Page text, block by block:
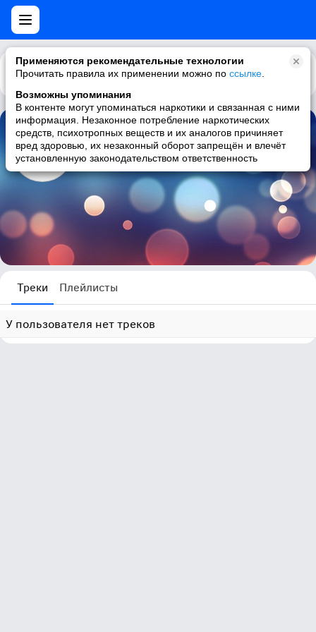
Применяются рекомендательные технологии
Прочитать правила их применении можно по ссылке
Возможны упоминания
В контенте могут упоминаться наркотики и связанная с ними
информация. Незаконное потребление наркотических
средств, психотропных веществ и их аналогов причиняет
вред здоровью, их незаконный оборот запрещён и влечёт
установленную законодательством ответственность
Каталог Рекомендации
Александр Шаповалов
0 треков
Треки Плейлисты
У пользователя нет треков